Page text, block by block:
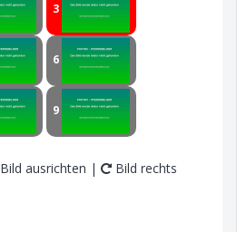
3
6
9
Bild ausrichten |
Bild rechts